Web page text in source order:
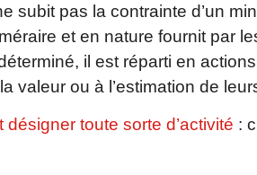
subit pas la contrainte d’un
et en nature fournit par
il est réparti en
valeur ou à l’estimation de
toute sorte d’activité :